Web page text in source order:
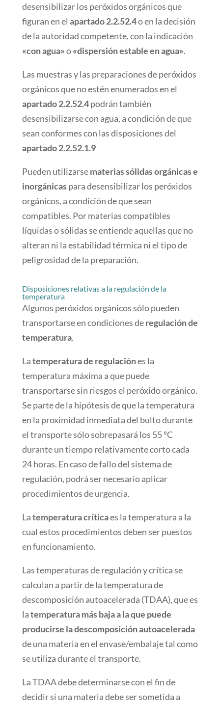
desensibilizar los peróxidos orgánicos que
figuran en el apartado 2.2.52.4o en la decisión
de la autoridad competente, con la indicación
«con agua»o«dispersión estable en agua».
Las muestras y las preparaciones de peróxidos
orgánicos que no estén enumerados en el
apartado 2.2.52.4podrán también
desensibilizarse con agua, a condición de que
sean conformes con las disposiciones del
apartado 2.2.52.1.9
Pueden utilizarsematerias sólidas orgánicas e
inorgánicaspara desensibilizar los peróxidos
orgánicos, a condición de que sean
compatibles. Por materias compatibles
líquidas o sólidas se entiende aquellas que no
alteran ni la estabilidad térmica ni el tipo de
peligrosidad de la preparación.
Disposiciones relativas a la regulación de la
temperatura
Algunos peróxidos orgánicos sólo pueden
transportarse en condiciones deregulación de
temperatura.
Latemperatura de regulaciónes la
temperatura máxima a que puede
transportarse sin riesgos el peróxido orgánico.
Se parte de la hipótesis de que la temperatura
en la proximidad inmediata del bulto durante
el transporte sólo sobrepasará los 55 ºC
durante un tiempo relativamente corto cada
24 horas. En caso de fallo del sistema de
regulación, podrá ser necesario aplicar
procedimientos de urgencia.
Latemperatura críticaes la temperatura a la
cual estos procedimientos deben ser puestos
en funcionamiento.
Las temperaturas de regulación y crítica se
calculan a partir de la temperatura de
descomposición autoacelerada (TDAA), que es
latemperatura más baja a la que puede
producirse la descomposición autoacelerada
de una materia en el envase/embalaje tal como
se utiliza durante el transporte.
La TDAA debe determinarse con el fin de
decidir si una materia debe ser sometida a